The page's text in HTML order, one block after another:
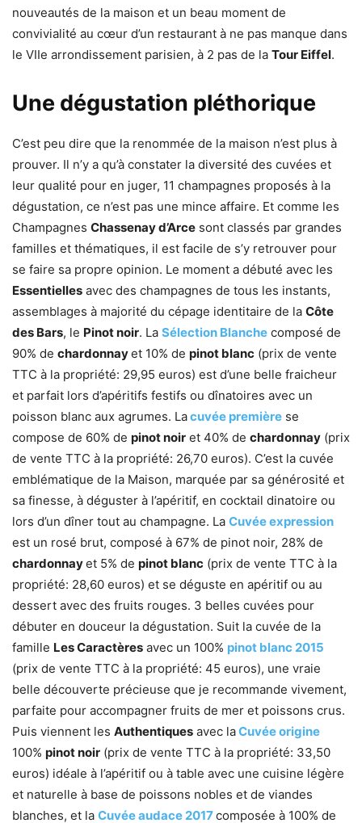
nouveautés de la maison et un beau moment de
convivialité au cœur d’un restaurant à ne pas manque dans
le VIIe arrondissement parisien, à 2 pas de la Tour Eiffel.
Une dégustation pléthorique
C’est peu dire que la renommée de la maison n’est plus à
prouver. Il n’y a qu’à constater la diversité des cuvées et
leur qualité pour en juger, 11 champagnes proposés à la
dégustation, ce n’est pas une mince affaire. Et comme les
Champagnes Chassenay d’Arce sont classés par grandes
familles et thématiques, il est facile de s’y retrouver pour
se faire sa propre opinion. Le moment a débuté avec les
Essentielles avec des champagnes de tous les instants,
assemblages à majorité du cépage identitaire de la Côte
des Bars, le Pinot noir. La Sélection Blanche composé de
90% de chardonnayet 10% de pinot blanc (prix de vente
TTC à la propriété: 29,95 euros) est d’une belle fraicheur
et parfait lors d’apéritifs festifs ou dînatoires avec un
poisson blanc aux agrumes. Lacuvée première se
compose de 60% de pinot noir et 40% de chardonnay (prix
de vente TTC à la propriété: 26,70 euros). C’est la cuvée
emblématique de la Maison, marquée par sa générosité et
sa finesse, à déguster à l’apéritif, en cocktail dinatoire ou
lors d’un dîner tout au champagne. La Cuvée expression
est un rosé brut, composé à 67% de pinot noir, 28% de
chardonnayet 5% de pinot blanc (prix de vente TTC à la
propriété: 28,60 euros) et se déguste en apéritif ou au
dessert avec des fruits rouges. 3 belles cuvées pour
débuter en douceur la dégustation. Suit la cuvée de la
famille Les Caractères avec un 100% pinot blanc 2015
(prix de vente TTC à la propriété: 45 euros), une vraie
belle découverte précieuse que je recommande vivement,
parfaite pour accompagner fruits de mer et poissons crus.
Puis viennent les Authentiques avec laCuvée origine
100% pinot noir (prix de vente TTC à la propriété: 33,50
euros) idéale à l’apéritif ou à table avec une cuisine légère
et naturelle à base de poissons nobles et de viandes
blanches, et la Cuvée audace 2017composée à 100% de